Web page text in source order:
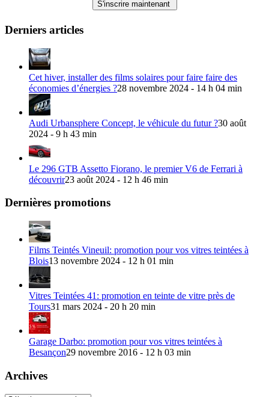
Derniers articles
Cet hiver, installer des films solaires pour faire faire des
économies d’énergies ?28 novembre 2024 - 14 h 04 min
Audi Urbansphere Concept, le véhicule du futur ?30 août
2024 - 9 h 43 min
Le 296 GTB Assetto Fiorano, le premier V6 de Ferrari à
découvrir23 août 2024 - 12 h 46 min
Dernières promotions
Films Teintés Vineuil: promotion pour vos vitres teintées à
Blois13 novembre 2024 - 12 h 01 min
Vitres Teintées 41: promotion en teinte de vitre près de
Tours31 mars 2024 - 20 h 20 min
Garage Darbo: promotion pour vos vitres teintées à
Besançon29 novembre 2016 - 12 h 03 min
Archives